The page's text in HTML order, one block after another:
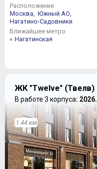
Расположение
Москва,
Южный АО,
Нагатино-Садовники
Ближайшее метро
Нагатинская
ЖК "Twelve" (Твелв)
В работе 3 корпуса: 2026.
1.44 км